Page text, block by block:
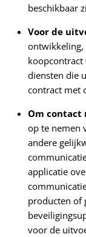
beschikbaar
Voor de
ontwikkeling,
diensten die
contract met
Om contact
op te nemen
andere
applicatie
producten of
voor de